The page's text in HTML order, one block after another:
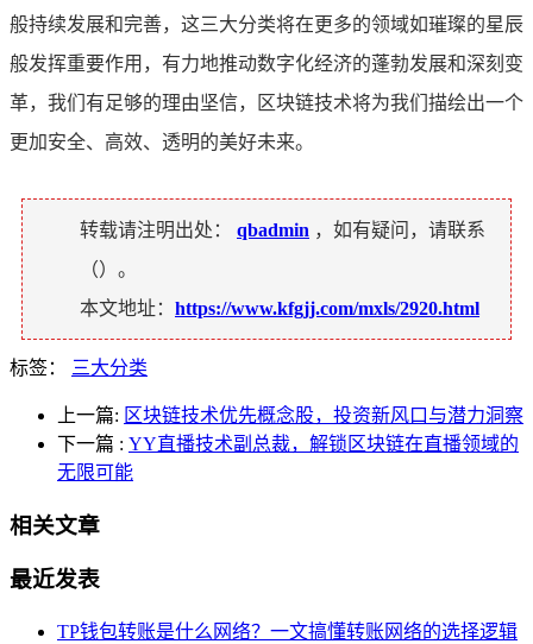
般持续发展和完善，这三大分类将在更多的领域如璀璨的星辰
般发挥重要作用，有力地推动数字化经济的蓬勃发展和深刻变
革，我们有足够的理由坚信，区块链技术将为我们描绘出一个
更加安全、高效、透明的美好未来。
转载请注明出处： qbadmin ，如有疑问，请联系
（）。
本文地址： https://www.kfgjj.com/mxls/2920.html
标签： 三大分类
上一篇: 区块链技术优先概念股，投资新风口与潜力洞察
下一篇 : YY直播技术副总裁，解锁区块链在直播领域的
无限可能
相关文章
最近发表
TP钱包转账是什么网络？一文搞懂转账网络的选择逻辑